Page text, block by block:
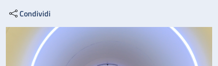
Condividi